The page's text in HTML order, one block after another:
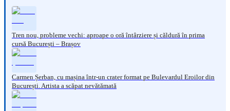
Tren nou, probleme vechi: aproape o oră întârziere și căldură în prima
cursă București – Brașov
Carmen Șerban, cu mașina într-un crater format pe Bulevardul Eroilor din
București. Artista a scăpat nevătămată